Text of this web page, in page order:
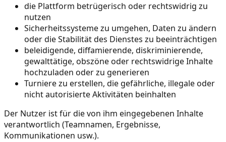
die Plattform betrügerisch oder rechtswidrig zu
nutzen
Sicherheitssysteme zu umgehen, Daten zu ändern
oder die Stabilität des Dienstes zu beeinträchtigen
beleidigende, diffamierende, diskriminierende,
gewalttätige, obszöne oder rechtswidrige Inhalte
hochzuladen oder zu generieren
Turniere zu erstellen, die gefährliche, illegale oder
nicht autorisierte Aktivitäten beinhalten
Der Nutzer ist für die von ihm eingegebenen Inhalte
verantwortlich (Teamnamen, Ergebnisse,
Kommunikationen usw.).